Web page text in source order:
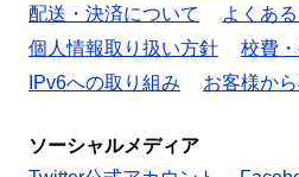
配送・決済について
よくあ
個人情報取り扱い方針
校費
IPv6への取り組み
お客様か
ソーシャルメディア